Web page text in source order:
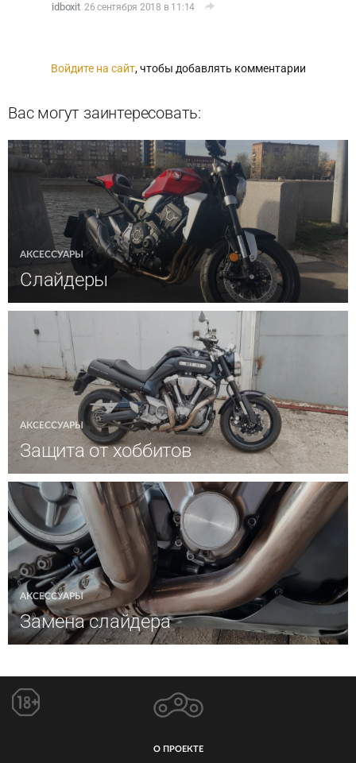
idboxit 26 сентября 2018 в 11:14
Войдите на сайт, чтобы добавлять комментарии
Вас могут заинтересовать:
АКСЕССУАРЫ
Слайдеры
АКСЕССУАРЫ
Защита от хоббитов
АКСЕССУАРЫ
Замена слайдера
О ПРОЕКТЕ